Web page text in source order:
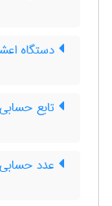
دستگاه
تابع حسابی
عدد حسابی